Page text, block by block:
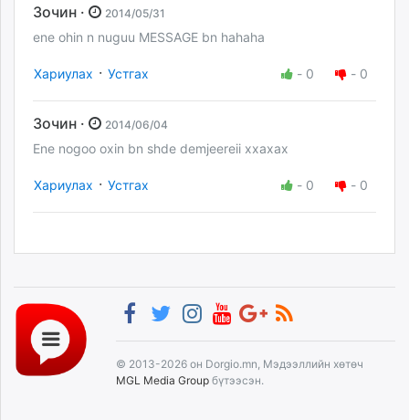
Зочин · 2014/05/31
ene ohin n nuguu MESSAGE bn hahaha
Хариулах · Устгах - 0 - 0
Зочин · 2014/06/04
Ene nogoo oxin bn shde demjeereii xxaxax
Хариулах · Устгах - 0 - 0
© 2013-2026 он Dorgio.mn, Мэдээллийн хөтөч
MGL Media Group бүтээсэн.